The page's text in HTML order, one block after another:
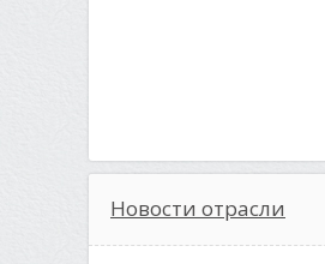
Новости отрасли